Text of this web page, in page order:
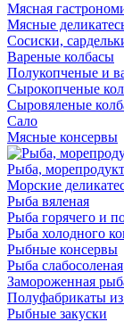
Мясная
Мясные
Сосиски,
Вареные колбасы
Полукопченые и
Сырокопченые
Сыровяленые
Сало
Мясные консервы
Рыба,
Морские
Рыба вяленая
Рыба горячего и
Рыба холодного
Рыбные консервы
Рыба слабосоленая
Замороженная
Полуфабрикаты
Рыбные закуски